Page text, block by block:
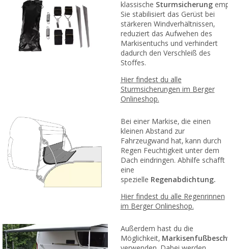
klassische Sturmsicherung
Sie stabilisiert das Gerüst bei
stärkeren Windverhältnissen,
reduziert das Aufwehen des
Markisentuchs und verhindert
dadurch den Verschleiß des
Stoffes.
Hier findest du alle
Sturmsicherungen im Berger
Onlineshop.
Bei einer Markise, die einen
kleinen Abstand zur
Fahrzeugwand hat, kann durch
Regen Feuchtigkeit unter dem
Dach eindringen. Abhilfe schafft
eine
spezielle Regenabdichtung.
Hier findest du alle Regenrinnen
im Berger Onlineshop.
Außerdem hast du die
Möglichkeit,